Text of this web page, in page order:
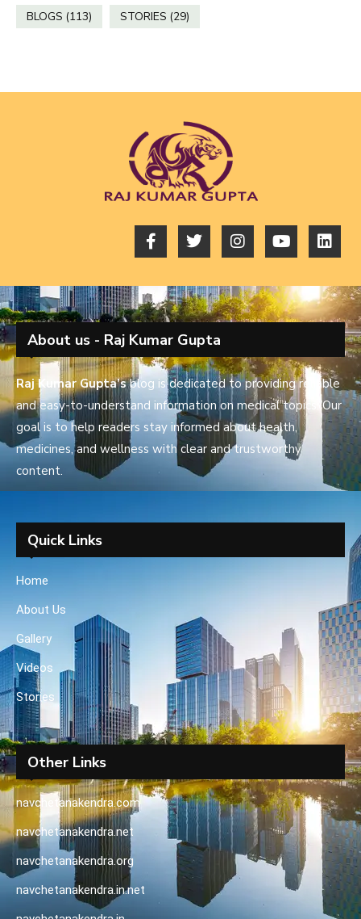
BLOGS (113) STORIES (29)
About us - Raj Kumar Gupta
Raj Kumar Gupta’sblog is dedicated to providing reliable
and easy-to-understand information on medical topics. Our
goal is to help readers stay informed about health,
medicines, and wellness with clear and trustworthy
content.
Quick Links
Home
About Us
Gallery
Videos
Stories
Other Links
navchetanakendra.com
navchetanakendra.net
navchetanakendra.org
navchetanakendra.in.net